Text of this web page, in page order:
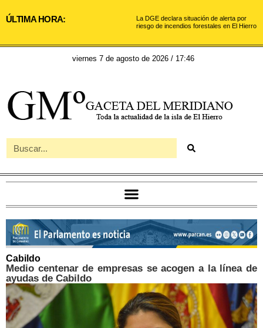
ÚLTIMA HORA:
La DGE declara situación de alerta por
riesgo de incendios forestales en El Hierro
viernes 7 de agosto de 2026 / 17:46
Cabildo
Medio centenar de empresas se acogen a la línea de
ayudas de Cabildo